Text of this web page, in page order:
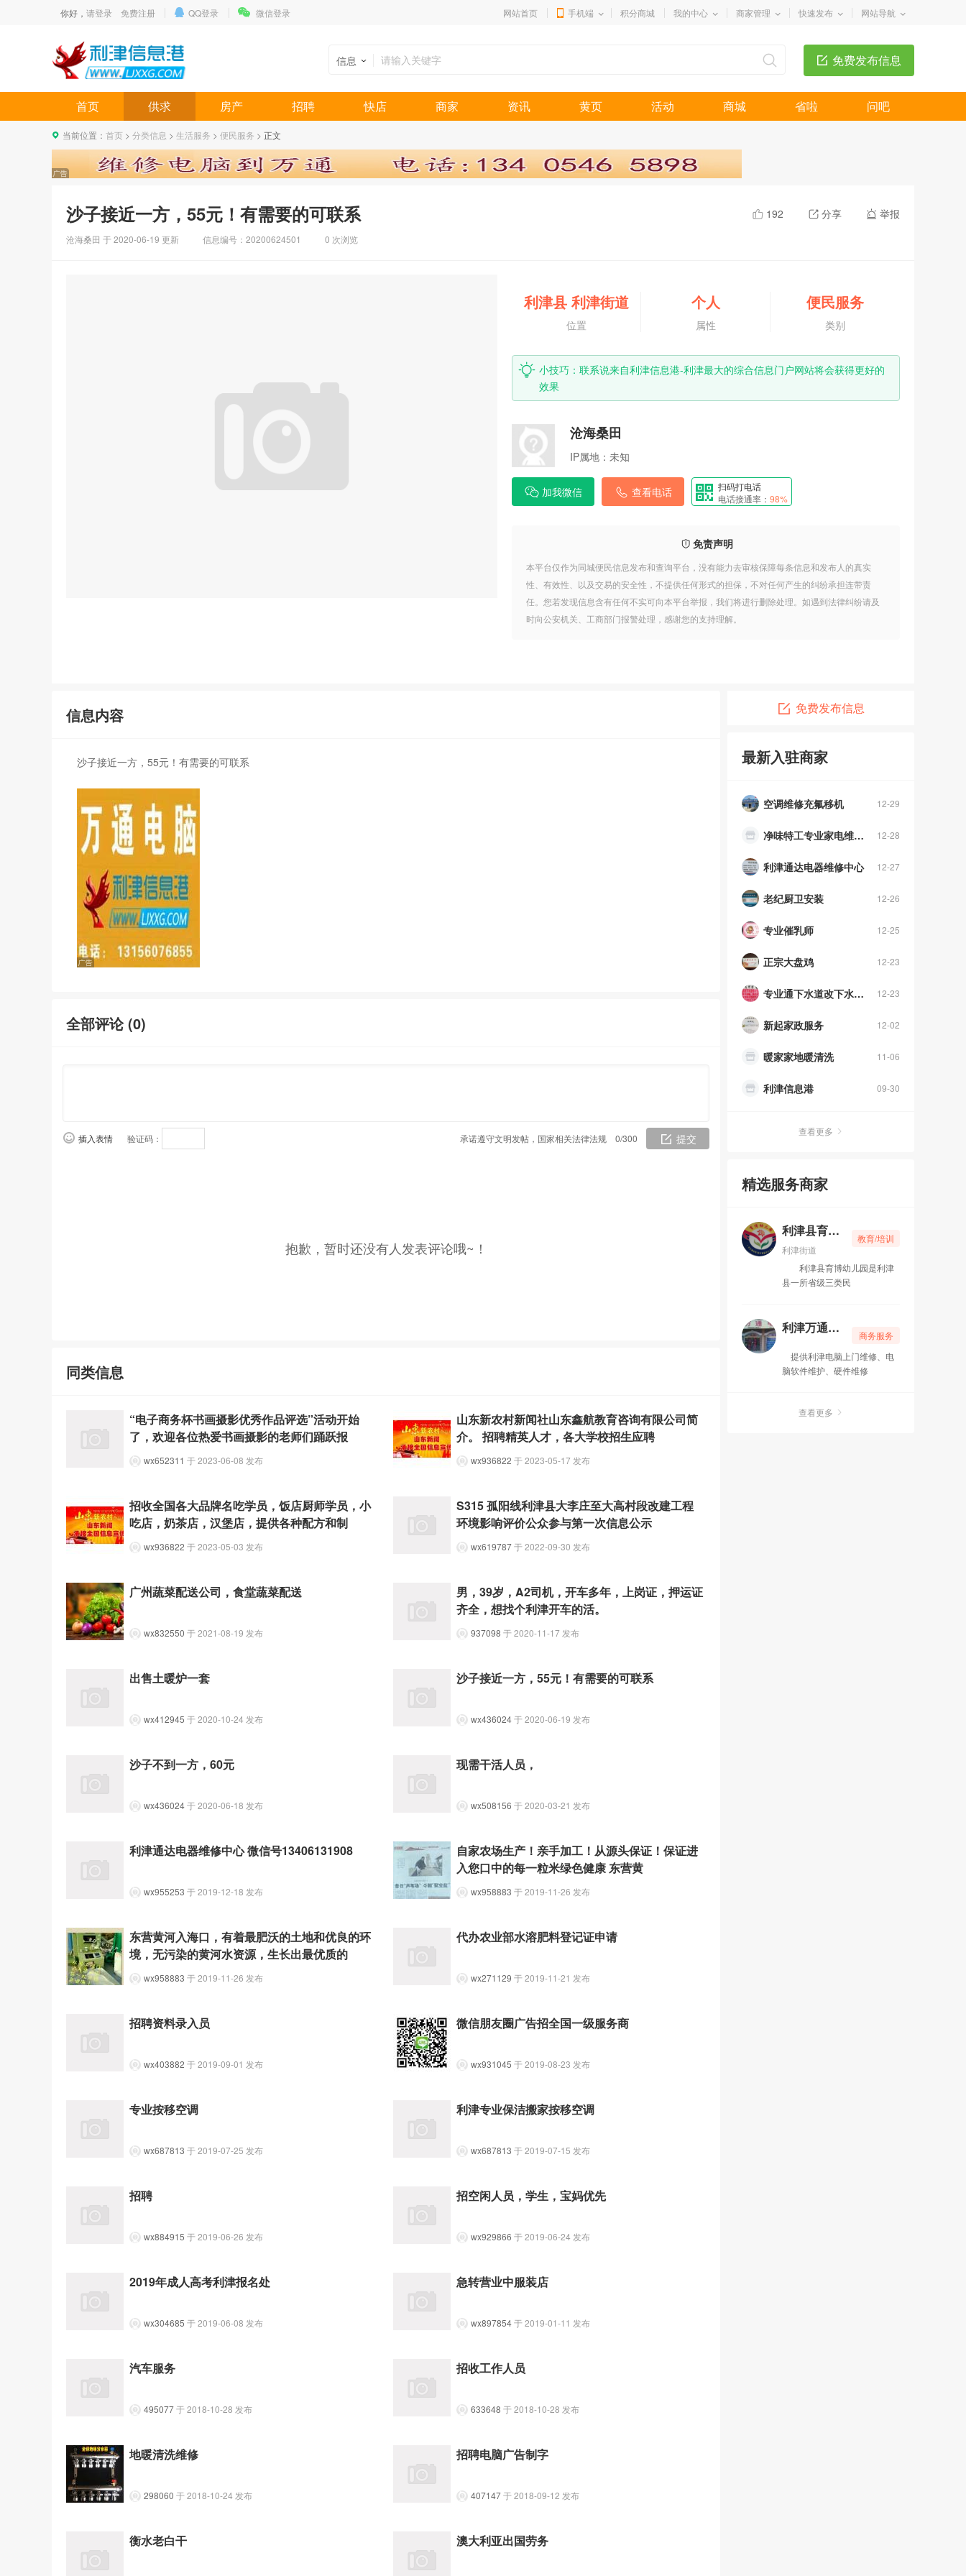
你好， 请登录 免费注册 QQ登录 微信登录 网站首页 手机端 积分商城 我的中心 商家管理 快速发布 网站导航
免费发布信息
信息
首页 供求 房产 招聘 快店 商家 资讯 黄页 活动 商城 省啦 问吧
当前位置： 首页 > 分类信息 > 生活服务 > 便民服务 > 正文
192 分享 举报
沙子接近一方，55元！有需要的可联系
沧海桑田 于2020-06-19 更新 信息编号：20200624501 0 次浏览
利津县 利津街道
位置
个人
属性
便民服务
类别
小技巧：联系说来自利津信息港-利津最大的综合信息门户网站将会获得更好的
效果
沧海桑田
IP属地： 未知
加我微信 查看电话
扫码打电话
电话接通率： 98%
免责声明
本平台仅作为同城便民信息发布和查询平台，没有能力去审核保障每条信息和发布人的真实
性、有效性、以及交易的安全性，不提供任何形式的担保，不对任何产生的纠纷承担连带责
任。您若发现信息含有任何不实可向本平台举报，我们将进行删除处理。如遇到法律纠纷请及
时向公安机关、工商部门报警处理，感谢您的支持理解。
信息内容
沙子接近一方，55元！有需要的可联系
全部评论 (0)
插入表情 验证码： 提交
承诺遵守文明发帖，国家相关法律法规 0/300
抱歉，暂时还没有人发表评论哦~！
同类信息
“电子商务杯书画摄影优秀作品评选”活动开始
了，欢迎各位热爱书画摄影的老师们踊跃报
wx652311 于 2023-06-08 发布
山东新农村新闻社山东鑫航教育咨询有限公司简
介。 招聘精英人才，各大学校招生应聘
wx936822 于 2023-05-17 发布
招收全国各大品牌名吃学员，饭店厨师学员，小
吃店，奶茶店，汉堡店，提供各种配方和制
wx936822 于 2023-05-03 发布
S315 孤阳线利津县大李庄至大高村段改建工程
环境影响评价公众参与第一次信息公示
wx619787于 2022-09-30 发布
广州蔬菜配送公司，食堂蔬菜配送
wx832550 于 2021-08-19 发布
男，39岁，A2司机，开车多年，上岗证，押运证
齐全，想找个利津开车的活。
937098 于 2020-11-17 发布
出售土暖炉一套
wx412945 于 2020-10-24 发布
沙子接近一方，55元！有需要的可联系
wx436024于 2020-06-19 发布
沙子不到一方，60元
wx436024于 2020-06-18 发布
现需干活人员，
wx508156 于 2020-03-21 发布
利津通达电器维修中心 微信号13406131908
wx955253 于 2019-12-18 发布
自家农场生产！亲手加工！从源头保证！保证进
入您口中的每一粒米绿色健康 东营黄
wx958883 于 2019-11-26 发布
东营黄河入海口，有着最肥沃的土地和优良的环
境，无污染的黄河水资源，生长出最优质的
wx958883 于 2019-11-26 发布
代办农业部水溶肥料登记证申请
wx271129 于 2019-11-21 发布
招聘资料录入员
wx403882 于 2019-09-01 发布
微信朋友圈广告招全国一级服务商
wx931045 于 2019-08-23 发布
专业按移空调
wx687813 于 2019-07-25 发布
利津专业保洁搬家按移空调
wx687813 于 2019-07-15 发布
招聘
wx884915 于 2019-06-26 发布
招空闲人员，学生，宝妈优先
wx929866 于 2019-06-24 发布
2019年成人高考利津报名处
wx304685 于 2019-06-08 发布
急转营业中服装店
wx897854于 2019-01-11 发布
汽车服务
495077于 2018-10-28 发布
招收工作人员
633648 于 2018-10-28 发布
地暖清洗维修
298060 于 2018-10-24 发布
招聘电脑广告制字
407147于 2018-09-12 发布
衡水老白干 澳大利亚出国劳务
免费发布信息
最新入驻商家
12-29
空调维修充氟移机
12-28
净味特工专业家电维修地暖等清洗
12-27
利津通达电器维修中心
12-26
老纪厨卫安装
12-25
专业催乳师
12-23
正宗大盘鸡
12-23
专业通下水道改下水道修水管
12-02
新起家政服务
11-06
暖家家地暖清洗
09-30
利津信息港
12-28
净味特工专业家电维修地暖等清洗
利津通达电器维修中心
12-25
专业催乳师
正宗大盘鸡
查看更多
精选服务商家
教育/培训
利津县育博幼儿园
利津街道
利津县育博幼儿园是利津
县一所省级三类民
商务服务
利津万通电脑维修
提供利津电脑上门维修、电
脑软件维护、硬件维修
查看更多